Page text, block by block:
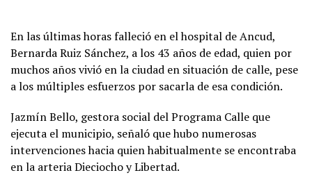
En las últimas horas falleció en el hospital de Ancud,
Bernarda Ruiz Sánchez, a los 43 años de edad, quien por
muchos años vivió en la ciudad en situación de calle, pese
a los múltiples esfuerzos por sacarla de esa condición.
Jazmín Bello, gestora social del Programa Calle que
ejecuta el municipio, señaló que hubo numerosas
intervenciones hacia quien habitualmente se encontraba
en la arteria Dieciocho y Libertad.